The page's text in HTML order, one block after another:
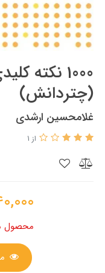
1000
(چتردانش)
غلامحسین ارشدی
از 1
محصول